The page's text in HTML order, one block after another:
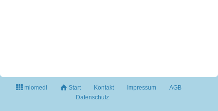
miomedi Start Kontakt Impressum
AGB
Datenschutz